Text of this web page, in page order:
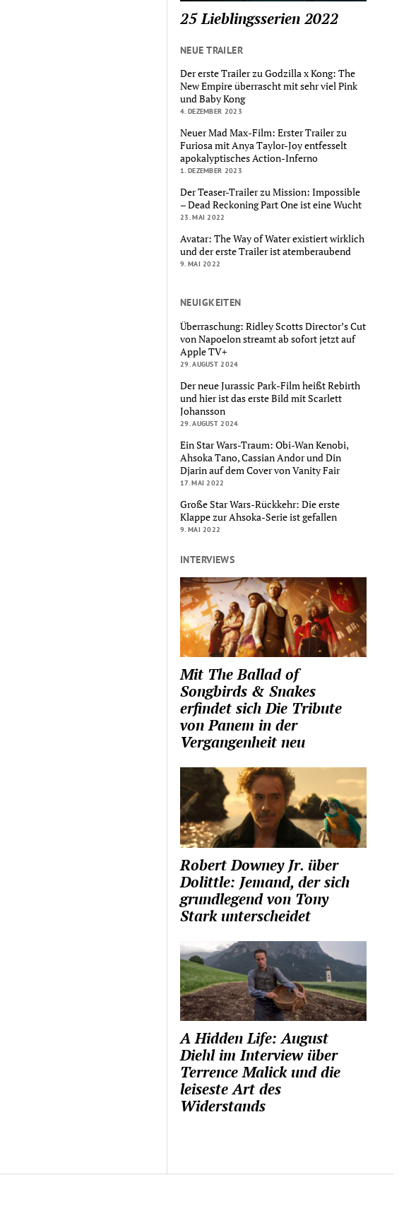
25 Lieblingsserien 2022
NEUE TRAILER
Der erste Trailer zu Godzilla x Kong: The
New Empire überrascht mit sehr viel Pink
und Baby Kong
4. DEZEMBER 2023
Neuer Mad Max-Film: Erster Trailer zu
Furiosa mit Anya Taylor-Joy entfesselt
apokalyptisches Action-Inferno
1. DEZEMBER 2023
Der Teaser-Trailer zu Mission: Impossible
– Dead Reckoning Part One ist eine Wucht
23. MAI 2022
Avatar: The Way of Water existiert wirklich
und der erste Trailer ist atemberaubend
9. MAI 2022
NEUIGKEITEN
Überraschung: Ridley Scotts Director’s Cut
von Napoelon streamt ab sofort jetzt auf
Apple TV+
29. AUGUST 2024
Der neue Jurassic Park-Film heißt Rebirth
und hier ist das erste Bild mit Scarlett
Johansson
29. AUGUST 2024
Ein Star Wars-Traum: Obi-Wan Kenobi,
Ahsoka Tano, Cassian Andor und Din
Djarin auf dem Cover von Vanity Fair
17. MAI 2022
Große Star Wars-Rückkehr: Die erste
Klappe zur Ahsoka-Serie ist gefallen
9. MAI 2022
INTERVIEWS
Mit The Ballad of
Songbirds & Snakes
erfindet sich Die Tribute
von Panem in der
Vergangenheit neu
Robert Downey Jr. über
Dolittle: Jemand, der sich
grundlegend von Tony
Stark unterscheidet
A Hidden Life: August
Diehl im Interview über
Terrence Malick und die
leiseste Art des
Widerstands